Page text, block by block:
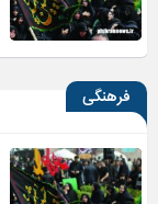
فرهنگی